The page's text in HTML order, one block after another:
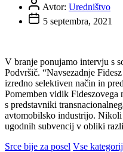
Avtor: Uredništvo
5 septembra, 2021
V branje ponujamo intervju s
Podvršič. “Navsezadnje
izredno selektiven način in
Pomemben vidik Fideszovega
s predstavniki
avtomobilsko industrijo.
ugodnih subvencij v obliki
Srce bije za posel Vse